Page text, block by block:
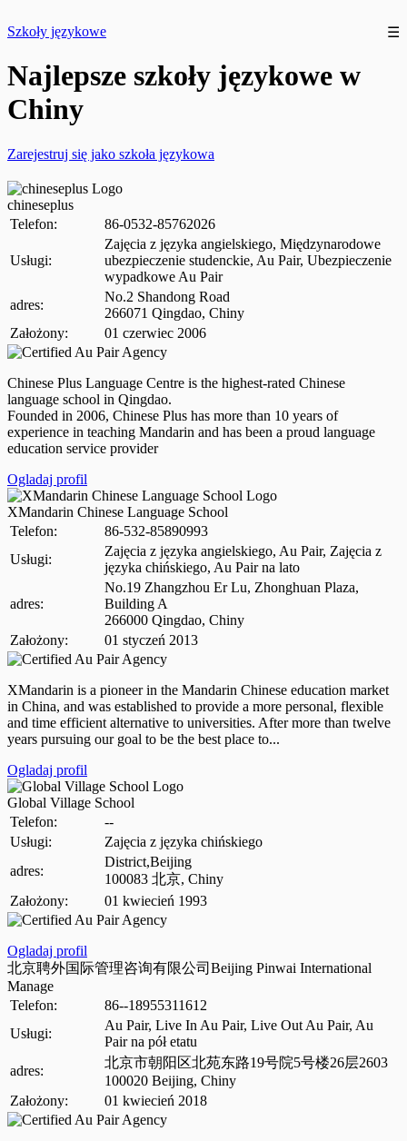
☰
Szkoły językowe
Najlepsze szkoły językowe w
Chiny
Zarejestruj się jako szkoła językowa
chineseplus
Telefon:
86-0532-85762026
Usługi:
Zajęcia z języka angielskiego, Międzynarodowe
ubezpieczenie studenckie, Au Pair, Ubezpieczenie
wypadkowe Au Pair
adres:
No.2 Shandong Road
266071 Qingdao, Chiny
Założony:
01 czerwiec 2006
Chinese Plus Language Centre is the highest-rated Chinese
language school in Qingdao.
Founded in 2006, Chinese Plus has more than 10 years of
experience in teaching Mandarin and has been a proud language
education service provider
Ogladaj profil
XMandarin Chinese Language School
Telefon:
86-532-85890993
Usługi:
Zajęcia z języka angielskiego, Au Pair, Zajęcia z
języka chińskiego, Au Pair na lato
adres:
No.19 Zhangzhou Er Lu, Zhonghuan Plaza,
Building A
266000 Qingdao, Chiny
Założony:
01 styczeń 2013
XMandarin is a pioneer in the Mandarin Chinese education market
in China, and was established to provide a more personal, flexible
and time efficient alternative to universities. After more than twelve
years pursuing our goal to be the best place to...
Ogladaj profil
Global Village School
Telefon:
--
Usługi:
Zajęcia z języka chińskiego
adres:
District,Beijing
100083 北京, Chiny
Założony:
01 kwiecień 1993
Ogladaj profil
北京聘外国际管理咨询有限公司Beijing Pinwai International
Manage
Telefon:
86--18955311612
Usługi:
Au Pair, Live In Au Pair, Live Out Au Pair, Au
Pair na pół etatu
adres:
北京市朝阳区北苑东路19号院5号楼26层2603
100020 Beijing, Chiny
Założony:
01 kwiecień 2018